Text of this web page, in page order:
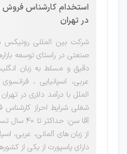
استخدام کارشناس فروش
در تهران
شرکت بین المللی رونیکس
صنعتی در راستای توسعه
دقیق و مسلط به زبان
عربی، اسپانیایی ،
الملل با درآمد دلاری در
شغلی شرایط احراز
آقا سن:
از زبان های آلمانی، عربی،
دارای پاسپورت از یکی از